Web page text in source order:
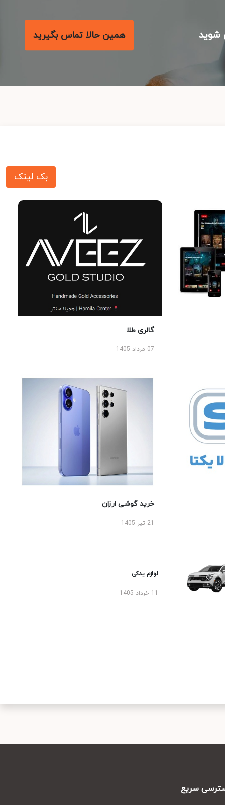
همین حالا تماس بگیرید
بک لینک
گالری طلا
07 مرداد 1405
خرید گوشی ارزان
لوازم یدکی
سریع